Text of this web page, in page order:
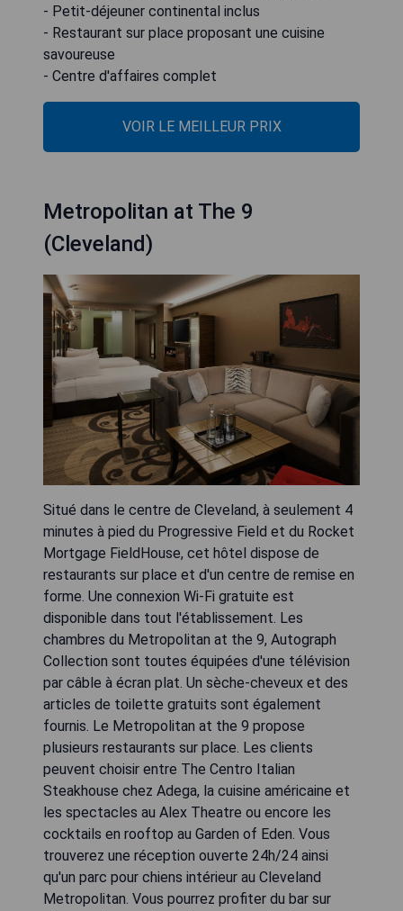
- Petit-déjeuner continental inclus
- Restaurant sur place proposant une cuisine
savoureuse
- Centre d'affaires complet
VOIR LE MEILLEUR PRIX
Metropolitan at The 9
(Cleveland)
Situé dans le centre de Cleveland, à seulement 4
minutes à pied du Progressive Field et du Rocket
Mortgage FieldHouse, cet hôtel dispose de
restaurants sur place et d'un centre de remise en
forme. Une connexion Wi-Fi gratuite est
disponible dans tout l'établissement. Les
chambres du Metropolitan at the 9, Autograph
Collection sont toutes équipées d'une télévision
par câble à écran plat. Un sèche-cheveux et des
articles de toilette gratuits sont également
fournis. Le Metropolitan at the 9 propose
plusieurs restaurants sur place. Les clients
peuvent choisir entre The Centro Italian
Steakhouse chez Adega, la cuisine américaine et
les spectacles au Alex Theatre ou encore les
cocktails en rooftop au Garden of Eden. Vous
trouverez une réception ouverte 24h/24 ainsi
qu'un parc pour chiens intérieur au Cleveland
Metropolitan. Vous pourrez profiter du bar sur